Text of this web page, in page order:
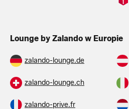
Lounge by Zalando w Europie
zalando-lounge.de
zalando-lounge.ch
zalando-prive.fr